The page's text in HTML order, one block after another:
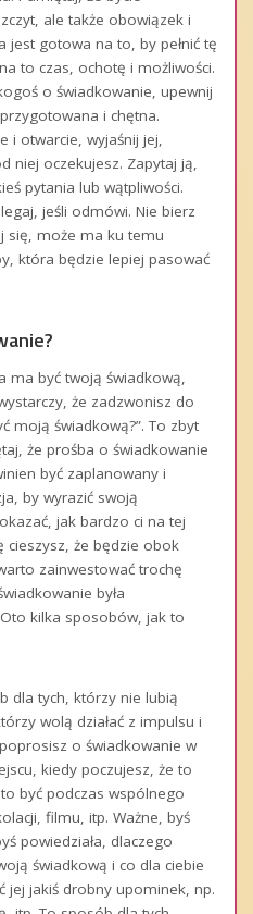
ale także obowiązek i
jest gotowa na to, by pełnić tę
to czas, ochotę i możliwości.
o świadkowanie, upewnij
i chętna.
i otwarcie, wyjaśnij jej,
niej oczekujesz. Zapytaj ją,
pytania lub wątpliwości.
jeśli odmówi. Nie bierz
się, może ma ku temu
która będzie lepiej pasować
ma być twoją świadkową,
że zadzwonisz do
moją świadkową?”. To zbyt
że prośba o świadkowanie
być zaplanowany i
by wyrazić swoją
jak bardzo ci na tej
cieszysz, że będzie obok
zainwestować trochę
była
kilka sposobów, jak to
dla tych, którzy nie lubią
wolą działać z impulsu i
o świadkowanie w
kiedy poczujesz, że to
być podczas wspólnego
filmu, itp. Ważne, byś
powiedziała, dlaczego
świadkową i co dla ciebie
jej jakiś drobny upominek, np.